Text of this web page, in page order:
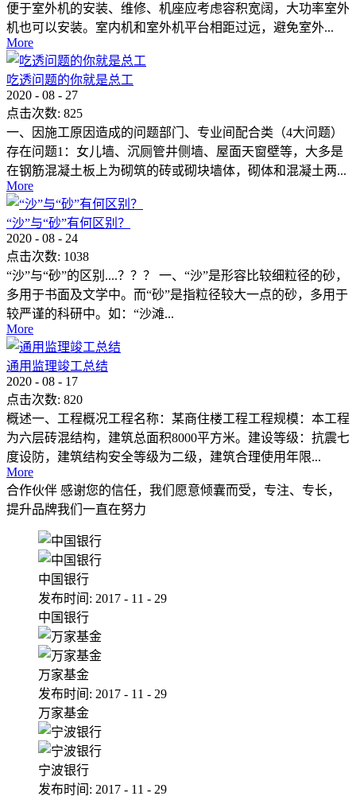
便于室外机的安装、维修、机座应考虑容积宽阔，大功率室外
机也可以安装。室内机和室外机平台相距过远，避免室外...
More
吃透问题的你就是总工
2020 - 08 - 27
点击次数: 825
一、因施工原因造成的问题部门、专业间配合类（4大问题）
存在问题1：女儿墙、沉厕管井侧墙、屋面天窗壁等，大多是
在钢筋混凝土板上为砌筑的砖或砌块墙体，砌体和混凝土两...
More
“沙”与“砂”有何区别？
2020 - 08 - 24
点击次数: 1038
“沙”与“砂”的区别....？？？ 一、“沙”是形容比较细粒径的砂，
多用于书面及文学中。而“砂”是指粒径较大一点的砂，多用于
较严谨的科研中。如：“沙滩...
More
通用监理竣工总结
2020 - 08 - 17
点击次数: 820
概述一、工程概况工程名称：某商住楼工程工程规模：本工程
为六层砖混结构，建筑总面积8000平方米。建设等级：抗震七
度设防，建筑结构安全等级为二级，建筑合理使用年限...
More
合作伙伴 感谢您的信任，我们愿意倾囊而受，专注、专长，
提升品牌我们一直在努力
中国银行
发布时间: 2017 - 11 - 29
中国银行
万家基金
发布时间: 2017 - 11 - 29
万家基金
宁波银行
发布时间: 2017 - 11 - 29